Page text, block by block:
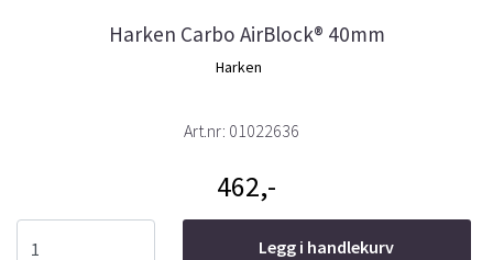
Harken Carbo AirBlock® 40mm
Harken
Art.nr: 01022636
462,-
Legg i handlekurv